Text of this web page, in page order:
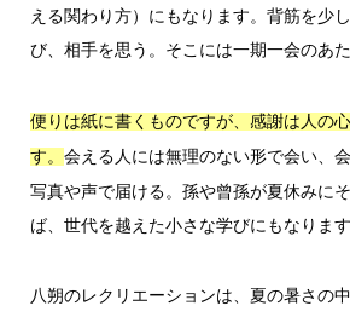
える関わり方）にもなります。背筋を少
び、相手を思う。そこには一期一会のあ
便りは紙に書くものですが、感謝は人の
す。 会える人には無理のない形で会い、
写真や声で届ける。孫や曾孫が夏休みに
ば、世代を越えた小さな学びにもなります
八朔のレクリエーションは、夏の暑さの